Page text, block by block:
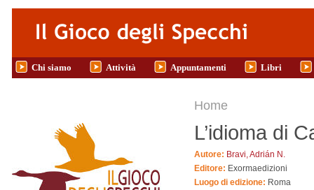
Salta al contenuto principale
Chi siamo Attività Appuntamenti Libri
Tu sei qui
Home
L’idioma di
Autore: Bravi, Adrián N.
Editore: Exormaedizioni
Luogo di edizione: Roma